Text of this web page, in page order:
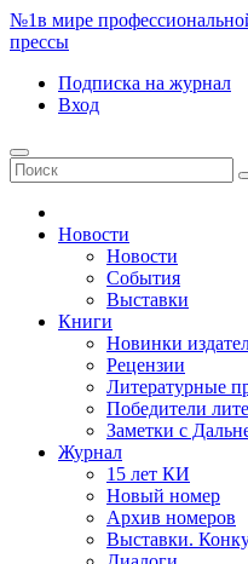
№1в мире
прессы
Подписка на журнал
Вход
Новости
Новости
События
Выставки
Книги
Новинки
Рецензии
Литературные
Победители
Заметки с
Журнал
15 лет КИ
Новый номер
Архив номеров
Выставки.